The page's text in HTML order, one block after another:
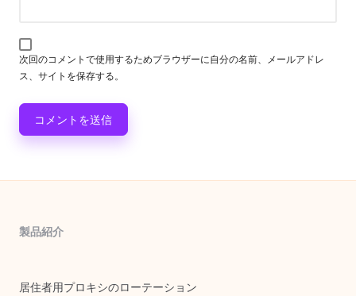
次回のコメントで使用するためブラウザーに自分の名前、メールアドレ
ス、サイトを保存する。
製品紹介
居住者用プロキシのローテーション